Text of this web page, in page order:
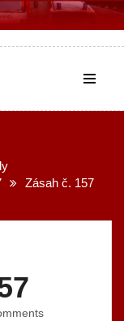
Zásah č. 157